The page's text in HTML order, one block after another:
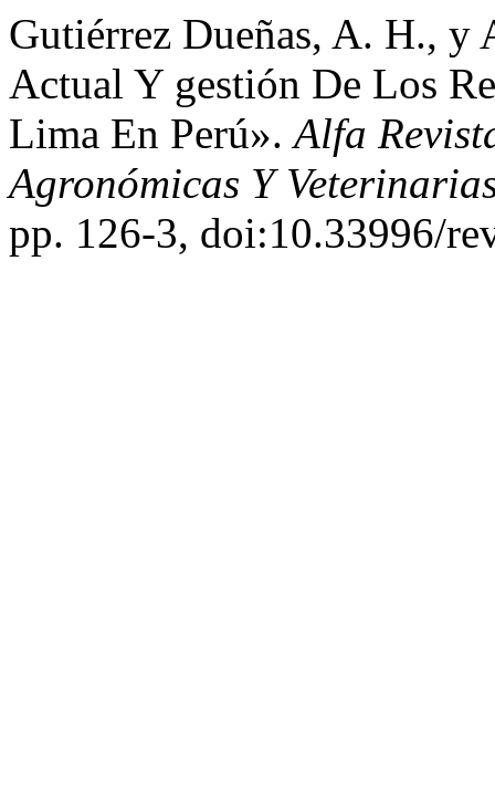
Gutiérrez Dueñas, A. H., y
Actual Y gestión De Los
Lima En Perú».Alfa
Agronómicas Y
pp. 126-3, doi:10.33996/